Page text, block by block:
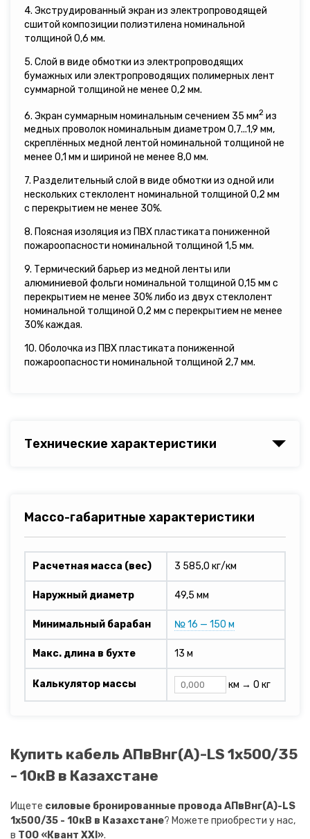
4. Экструдированный экран из электропроводящей
сшитой композиции полиэтилена номинальной
толщиной 0,6 мм.
5. Слой в виде обмотки из электропроводящих
бумажных или электропроводящих полимерных лент
суммарной толщиной не менее 0,2 мм.
6. Экран суммарным номинальным сечением 35 мм2 из
медных проволок номинальным диаметром 0,7...1,9 мм,
скреплённых медной лентой номинальной толщиной не
менее 0,1 мм и шириной не менее 8,0 мм.
7. Разделительный слой в виде обмотки из одной или
нескольких стеклолент номинальной толщиной 0,2 мм
с перекрытием не менее 30%.
8. Поясная изоляция из ПВХ пластиката пониженной
пожароопасности номинальной толщиной 1,5 мм.
9. Термический барьер из медной ленты или
алюминиевой фольги номинальной толщиной 0,15 мм с
перекрытием не менее 30% либо из двух стеклолент
номинальной толщиной 0,2 мм с перекрытием не менее
30% каждая.
10. Оболочка из ПВХ пластиката пониженной
пожароопасности номинальной толщиной 2,7 мм.
Технические характеристики
Массо-габаритные характеристики
Расчетная масса (вес) 3 585,0 кг/км
Наружный диаметр 49,5 мм
Минимальный барабан № 16 — 150 м
Макс. длина в бухте 13 м
Калькулятор массы км → 0 кг
Купить кабель АПвВнг(A)-LS 1х500/35
- 10кВ в Казахстане
Ищете силовые бронированные провода АПвВнг(A)-LS
1х500/35 - 10кВ в Казахстане? Можете приобрести у нас,
в ТОО «Квант XXI».